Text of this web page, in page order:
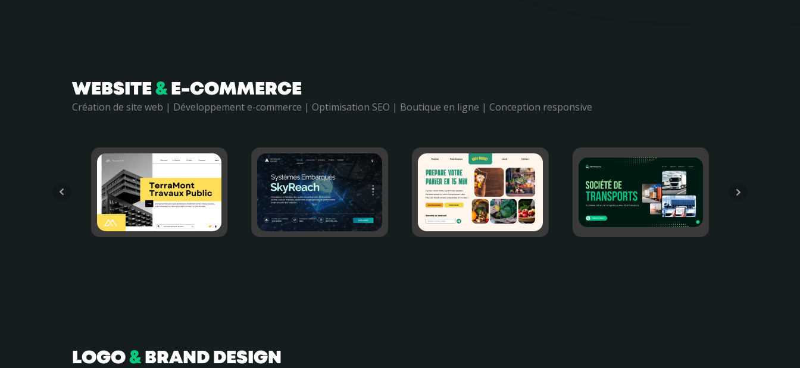
WEBSITE &E-COMMERCE
Création de site web | Développement e-commerce | Optimisation SEO | Boutique en ligne | Conception responsive
LOGO &BRAND DESIGN